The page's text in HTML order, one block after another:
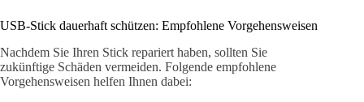
USB-Stick dauerhaft schützen: Empfohlene Vorgehensweisen
Nachdem Sie Ihren Stick repariert haben, sollten Sie
zukünftige Schäden vermeiden. Folgende empfohlene
Vorgehensweisen helfen Ihnen dabei: